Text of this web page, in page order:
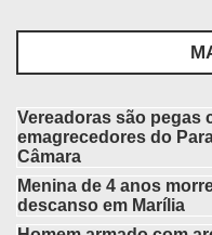
Vereadoras são pegas
emagrecedores do
Câmara
Menina de 4 anos
descanso em Marília